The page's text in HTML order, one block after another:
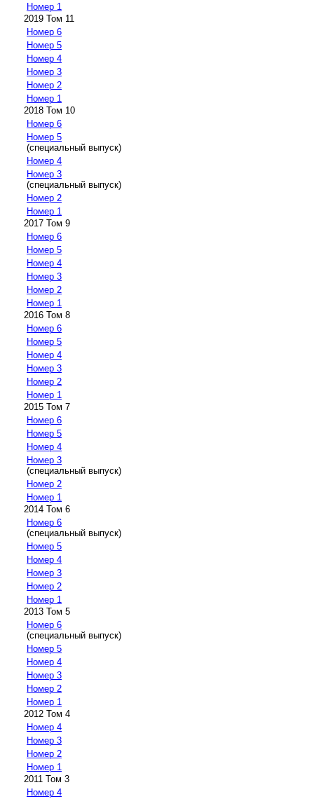
Номер 1
2019 Том 11
Номер 6
Номер 5
Номер 4
Номер 3
Номер 2
Номер 1
2018 Том 10
Номер 6
Номер 5
(специальный выпуск)
Номер 4
Номер 3
(специальный выпуск)
Номер 2
Номер 1
2017 Том 9
Номер 6
Номер 5
Номер 4
Номер 3
Номер 2
Номер 1
2016 Том 8
Номер 6
Номер 5
Номер 4
Номер 3
Номер 2
Номер 1
2015 Том 7
Номер 6
Номер 5
Номер 4
Номер 3
(специальный выпуск)
Номер 2
Номер 1
2014 Том 6
Номер 6
(специальный выпуск)
Номер 5
Номер 4
Номер 3
Номер 2
Номер 1
2013 Том 5
Номер 6
(специальный выпуск)
Номер 5
Номер 4
Номер 3
Номер 2
Номер 1
2012 Том 4
Номер 4
Номер 3
Номер 2
Номер 1
2011 Том 3
Номер 4